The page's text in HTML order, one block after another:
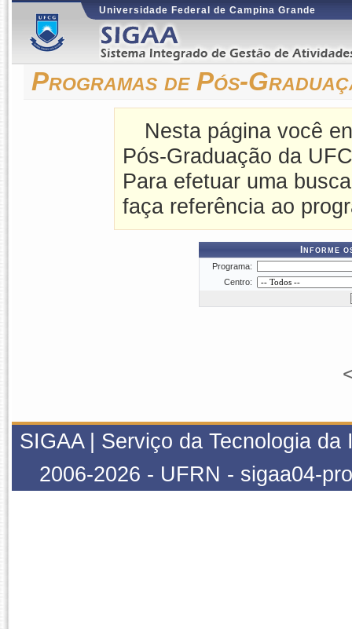
Universidade Federal de Campina Grande
Programas de Pós-
Nesta página você
Pós-Graduação da
Para efetuar uma
faça referência ao
Informe
Programa:
Centro:
SIGAA | Serviço da Tecnologia
2006-2026 - UFRN - sigaa04-